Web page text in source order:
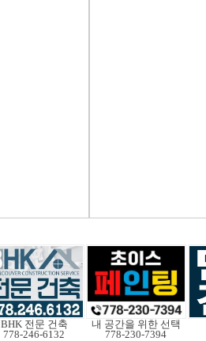
BHK 전문 건축
778-246-6132
내 공간을 위한 선택
778-230-7394